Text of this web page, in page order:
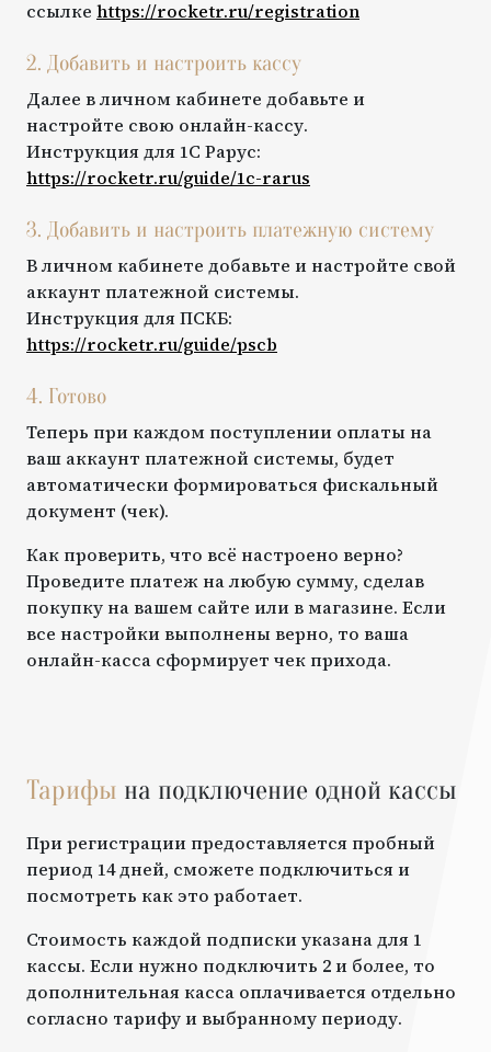
ссылке https://rocketr.ru/registration
2. Добавить и настроить кассу
Далее в личном кабинете добавьте и
настройте свою онлайн-кассу.
Инструкция для 1С Рарус:
https://rocketr.ru/guide/1c-rarus
3. Добавить и настроить платежную систему
В личном кабинете добавьте и настройте свой
аккаунт платежной системы.
Инструкция дляПСКБ:
https://rocketr.ru/guide/pscb
4. Готово
Теперь при каждом поступлении оплаты на
ваш аккаунт платежной системы, будет
автоматически формироваться фискальный
документ (чек).
Как проверить, что всё настроено верно?
Проведите платеж на любую сумму, сделав
покупку на вашем сайте или в магазине. Если
все настройки выполнены верно, то ваша
онлайн-касса сформирует чек прихода.
Тарифы на подключение одной кассы
При регистрации предоставляется пробный
период 14 дней, сможете подключиться и
посмотреть как это работает.
Стоимость каждой подписки указана для 1
кассы. Если нужно подключить 2 и более, то
дополнительная касса оплачивается отдельно
согласно тарифу и выбранному периоду.